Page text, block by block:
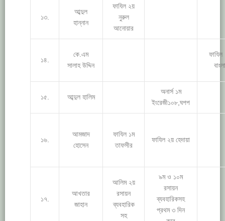
১৩.
আব্দুল
হান্নান
ফাযিল ২য়
নুরুল
আনোয়ার
১৪.
কে.এম
সালাহ উদ্দিন
ফাযিল
বাংলা
১৫. আব্দুল হালিম
অনার্স ১ম
ইংরেজী১০৮,ঘপপ
১৬.
আমজাদ
হোসেন
ফাযিল ১ম
তাফসীর
ফাযিল ২য় হেদায়া
১৭.
আখতার
জাহান
আলিম ২য়
রসায়ন
ব্যবহারিক
সহ
৯ম ও ১০ম
রসায়ন
ব্যবহারিকসহ
প্রথম ৩ দিন